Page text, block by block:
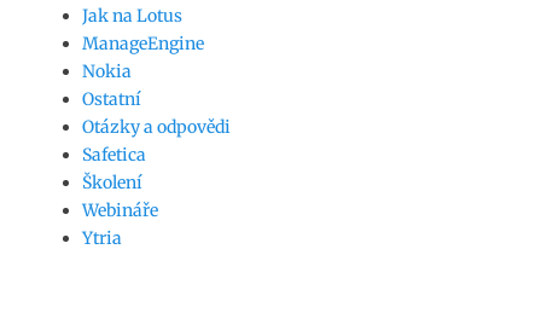
Jak na Lotus
ManageEngine
Nokia
Ostatní
Otázky a odpovědi
Safetica
Školení
Webináře
Ytria